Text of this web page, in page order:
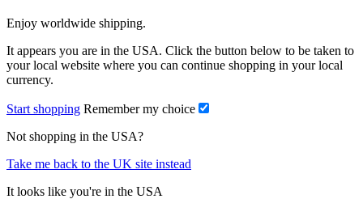
Enjoy worldwide shipping.
It appears you are in the USA. Click the button below to be taken to
your local website where you can continue shopping in your local
currency.
Start shopping Remember my choice
Not shopping in the USA?
Take me back to the UK site instead
It looks like you're in the USA